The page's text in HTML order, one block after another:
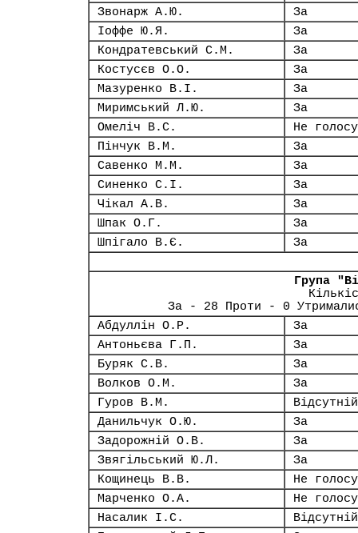
Звонарж А.Ю.
За
Іоффе Ю.Я.
За
Кондратевський С.М.
За
Костусєв О.О.
За
Мазуренко В.І.
За
Миримський Л.Ю.
За
Омеліч В.С.
Не
Пінчук В.М.
За
Савенко М.М.
За
Синенко С.І.
За
Чікал А.В.
За
Шпак О.Г.
За
Шпігало В.Є.
За
Група
За - 28 Проти - 0
Абдуллін О.Р.
За
Антоньєва Г.П.
За
Буряк С.В.
За
Волков О.М.
За
Гуров В.М.
Відсутній
Данильчук О.Ю.
За
Задорожній О.В.
За
Звягільський Ю.Л.
За
Кощинець В.В.
Не
Марченко О.А.
Не
Насалик І.С.
Відсутній